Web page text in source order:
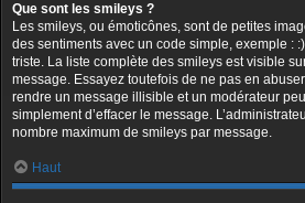
Que sont les smileys ?
Les smileys, ou émoticônes, sont de petites
des sentiments avec un code simple, exemple :
triste. La liste complète des smileys est visible
message. Essayez toutefois de ne pas en
rendre un message illisible et un modérateur
simplement d’effacer le message.
nombre maximum de smileys par message.
Haut